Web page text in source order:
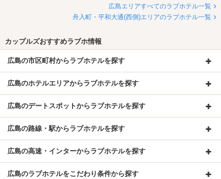
広島エリアすべてのラブホテル一覧
舟入町・平和大通(西側)エリアのラブホテル一覧
カップルズおすすめラブホ情報
広島の市区町村からラブホテルを探す
広島のホテルエリアからラブホテルを探す
広島のデートスポットからラブホテルを探す
広島の路線・駅からラブホテルを探す
広島の高速・インターからラブホテルを探す
広島のラブホテルをこだわり条件から探す